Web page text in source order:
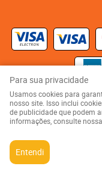
Kaza 123 - Rua Visconde
KITABU
Para sua privacidade
Usamos cookies para
nosso site. Isso inclui
de publicidade que podem
informações, consulte nossa
Entendi